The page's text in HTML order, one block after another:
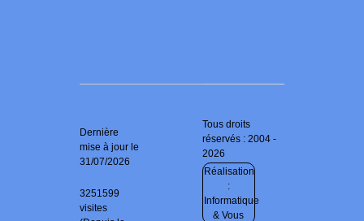
Dernière
mise à jour le
31/07/2026
3251599
visites
Tous droits
réservés : 2004 -
2026
Réalisation
:
Informatique
& Vous